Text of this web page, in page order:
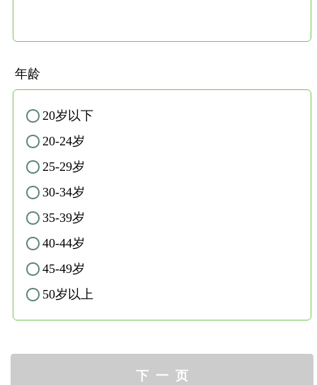
年龄
✓ 20岁以下
✓ 20-24岁
✓ 25-29岁
✓ 30-34岁
✓ 35-39岁
✓ 40-44岁
✓ 45-49岁
✓ 50岁以上